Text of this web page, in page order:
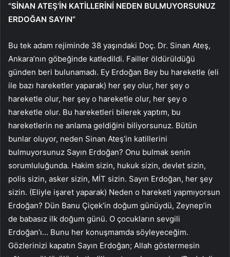
“SİNAN ATEŞ’İN KATİLLERİNİ NEDEN BULMUYORSUNUZ
ERDOĞAN SAYIN”
Bu tek adam rejiminde 38 yaşındaki Doç. Dr. Sinan Ateş,
Ankara’nın göbeğinde katledildi. Failler öldürüldüğü
günden beri bulunamadı. Ey Erdoğan Bey bu hareketle (eli
ile bazı hareketler yaparak) her şey olur, her şey o
hareketle olur, her şey o hareketle olur, her şey o
hareketle olur. Bu hareketleri bilerek yaptım, bu
hareketlerin ne anlama geldiğini biliyorsunuz. Bütün
bunlar oluyor, neden Sinan Ateş’in katillerini
bulmuyorsunuz Sayın Erdoğan? Onu bulmak senin
sorumluluğunda. Hakim sizin, hukuk sizin, devlet sizin,
polis sizin, asker sizin, MİT sizin. Sayın Erdoğan, her şey
sizin. (Eliyle işaret yaparak) Neden o hareketi yapmıyorsun
Erdoğan? Dün Banu Çiçek’in doğum günüydü, Zeynep’in
de babasız ilk doğum günü. O çocukların sevgili
Erdoğan’ı… Bunu her konuşmamda söyleyeceğim.
Gözlerinizi kapatın Sayın Erdoğan; Allah göstermesin